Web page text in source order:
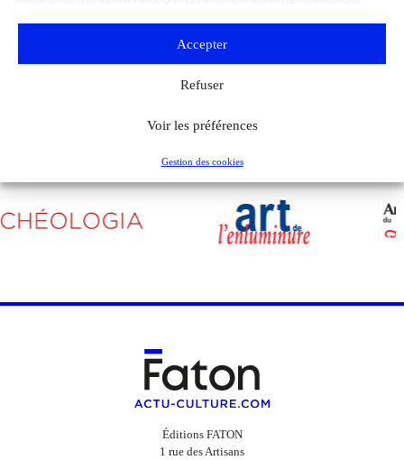
Accepter
Refuser
Voir les préférences
Gestion des cookies
Yvonne, lui narrant les événements de la Libération de Paris.
Voir tous les événements
Éditions FATON
1 rue des Artisans